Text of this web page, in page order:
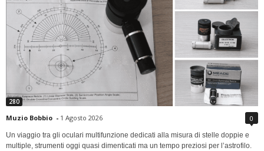
280
Muzio Bobbio - 1 Agosto 2026 0
Un viaggio tra gli oculari multifunzione dedicati alla misura di stelle doppie e
multiple, strumenti oggi quasi dimenticati ma un tempo preziosi per l’astrofilo.